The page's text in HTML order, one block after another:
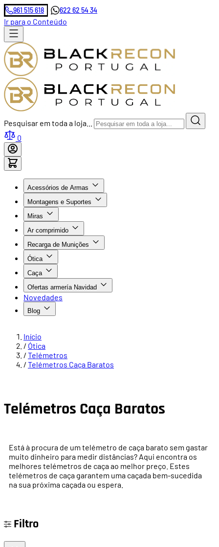
961 515 618 622 62 54 34
Ir para o Conteúdo
Pesquisar em toda a loja...
0
Acessórios de Armas
Montagens e Suportes
Miras
Ar comprimido
Recarga de Munições
Ótica
Caça
Ofertas armería Navidad
Novedades
Blog
Início
/ Ótica
/ Telémetros
/ Telémetros Caça Baratos
Telémetros Caça Baratos
Está à procura de um telémetro de caça barato sem gastar
muito dinheiro para medir distâncias? Aqui encontra os
melhores telémetros de caça ao melhor preço. Estes
telémetros de caça garantem uma caçada bem-sucedida
na sua próxima caçada ou espera.
Filtro